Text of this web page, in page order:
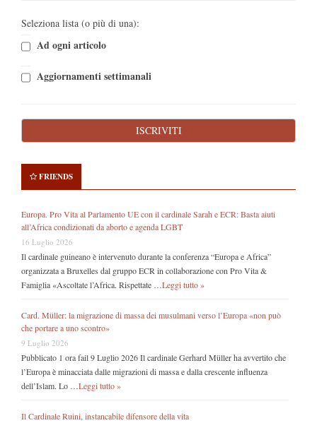
Seleziona lista (o più di una):
Ad ogni articolo
Aggiornamenti settimanali
FRIENDS
Europa. Pro Vita al Parlamento UE con il cardinale Sarah e ECR: Basta aiuti
all’Africa condizionati da aborto e agenda LGBT
16 Luglio 2026
Il cardinale guineano è intervenuto durante la conferenza “Europa e Africa”
organizzata a Bruxelles dal gruppo ECR in collaborazione con Pro Vita &
Famiglia «Ascoltate l’Africa. Rispettate …Leggi tutto »
Card. Müller: la migrazione di massa dei musulmani verso l’Europa «non può
che portare a uno scontro»
9 Luglio 2026
Pubblicato 1 ora fail 9 Luglio 2026 Il cardinale Gerhard Müller ha avvertito che
l’Europa è minacciata dalle migrazioni di massa e dalla crescente influenza
dell’Islam. Lo …Leggi tutto »
Il Cardinale Ruini, instancabile difensore della vita